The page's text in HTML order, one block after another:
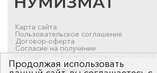
Карта сайта
Пользовательское соглашение
Договор-оферта
Согласие на получение
рекламно-информационных материалов
© 2019-2026 Нумизмат.ru
Продолжая использовать